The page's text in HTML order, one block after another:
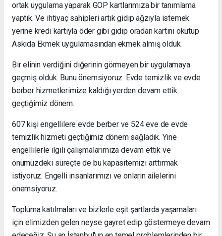
ortak uygulama yaparak GOP kartlarımıza bir tanımlama
yaptık. Ve ihtiyaç sahipleri artık gidip ağzıyla istemek
yerine kredi kartıyla öder gibi gidip oradan kartını okutup
Askıda Ekmek uygulamasından ekmek almış olduk.
Bir elinin verdiğini diğerinin görmeyen bir uygulamaya
geçmiş olduk. Bunu önemsiyoruz. Evde temizlik ve evde
berber hizmetlerimize kaldığı yerden devam ettik
geçtiğimiz dönem.
607 kişi engellilere evde berber ve 524 eve de evde
temizlik hizmeti geçtiğimiz dönem sağladık. Yine
engellilerle ilgili çalışmalarımıza devam ettik ve
önümüzdeki süreçte de bu kapasitemizi arttırmak
istiyoruz. Engelli insanlarımızı ve onların ailelerini
önemsiyoruz.
Topluma katılmaları ve bizlerle eşit şartlarda yaşamaları
için elimizden gelen neyse gayret edip göstermeye devam